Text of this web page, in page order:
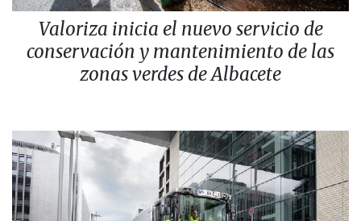
Valoriza inicia el nuevo servicio de
conservación y mantenimiento de las
zonas verdes de Albacete